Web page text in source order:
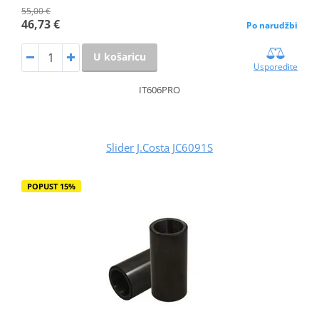
55,00 €
46,73 € Po narudžbi
U košaricu
Usporedite
IT606PRO
Slider J.Costa JC6091S
POPUST 15%